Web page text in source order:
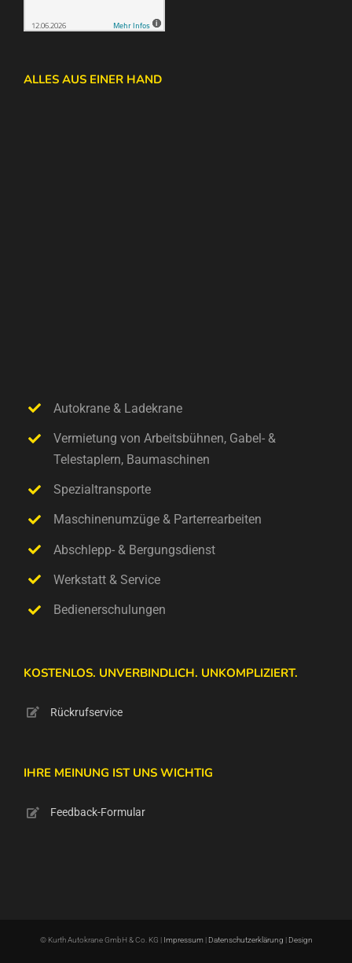
ALLES AUS EINER HAND
Autokrane & Ladekrane
Vermietung von Arbeitsbühnen, Gabel- &
Telestaplern, Baumaschinen
Spezialtransporte
Maschinenumzüge & Parterrearbeiten
Abschlepp- & Bergungsdienst
Werkstatt & Service
Bedienerschulungen
KOSTENLOS. UNVERBINDLICH. UNKOMPLIZIERT.
Rückrufservice
IHRE MEINUNG IST UNS WICHTIG
Feedback-Formular
© Kurth Autokrane GmbH & Co. KG | Impressum| Datenschutzerklärung | Design